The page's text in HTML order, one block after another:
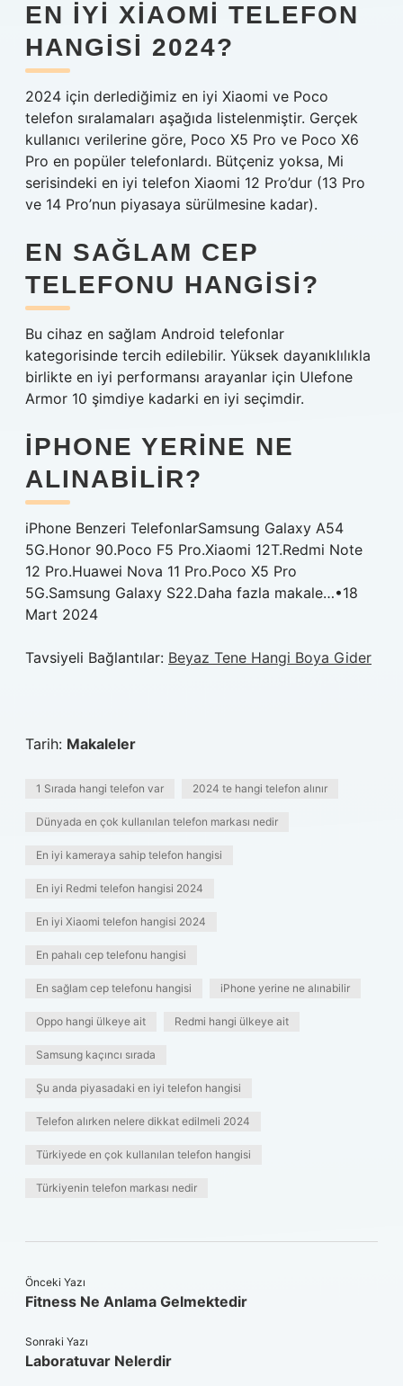
EN IYI XIAOMI TELEFON
HANGISI 2024?
2024 için derlediğimiz en iyi Xiaomi ve Poco
telefon sıralamaları aşağıda listelenmiştir. Gerçek
kullanıcı verilerine göre, Poco X5 Pro ve Poco X6
Pro en popüler telefonlardı. Bütçeniz yoksa, Mi
serisindeki en iyi telefon Xiaomi 12 Pro’dur (13 Pro
ve 14 Pro’nun piyasaya sürülmesine kadar).
EN SAĞLAM CEP
TELEFONU HANGISI?
Bu cihaz en sağlam Android telefonlar
kategorisinde tercih edilebilir. Yüksek dayanıklılıkla
birlikte en iyi performansı arayanlar için Ulefone
Armor 10 şimdiye kadarki en iyi seçimdir.
IPHONE YERINE NE
ALINABILIR?
iPhone Benzeri TelefonlarSamsung Galaxy A54
5G.Honor 90.Poco F5 Pro.Xiaomi 12T.Redmi Note
12 Pro.Huawei Nova 11 Pro.Poco X5 Pro
5G.Samsung Galaxy S22.Daha fazla makale…•18
Mart 2024
Tavsiyeli Bağlantılar: Beyaz Tene Hangi Boya Gider
Tarih: Makaleler
1 Sırada hangi telefon var 2024 te hangi telefon alınır
Dünyada en çok kullanılan telefon markası nedir
En iyi kameraya sahip telefon hangisi
En iyi Redmi telefon hangisi 2024
En iyi Xiaomi telefon hangisi 2024
En pahalı cep telefonu hangisi
En sağlam cep telefonu hangisi iPhone yerine ne alınabilir
Oppo hangi ülkeye ait Redmi hangi ülkeye ait
Samsung kaçıncı sırada
Şu anda piyasadaki en iyi telefon hangisi
Telefon alırken nelere dikkat edilmeli 2024
Türkiyede en çok kullanılan telefon hangisi
Türkiyenin telefon markası nedir
Önceki Yazı
Fitness Ne Anlama Gelmektedir
Sonraki Yazı
Laboratuvar Nelerdir